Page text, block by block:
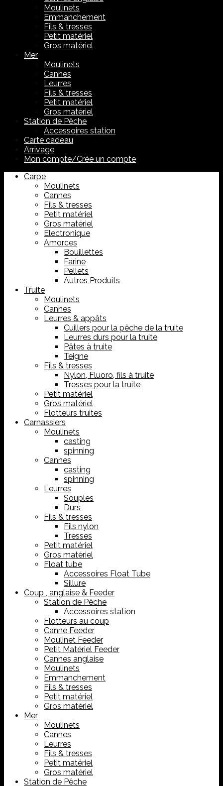
Moulinets
Emmanchement
Fils & tresses
Petit matériel
Gros matériel
Mer
Moulinets
Cannes
Leurres
Fils & tresses
Petit matériel
Gros matériel
Station de Pêche
Accessoires station
Carte cadeau
Arrivage
Mon compte/Crée un compte
Carpe
Moulinets
Cannes
Fils & tresses
Petit matériel
Gros matériel
Electronique
Amorces
Bouillettes
Farine
Pellets
Autres Produits
Truite
Moulinets
Cannes
Leurres & appâts
Cuillers pour la pêche de la truite
Leurres durs pour la truite
Pâtes à truite
Teigne
Fils & tresses
Nylon, Fluoro, fils à truite
Tresses pour la truite
Petit matériel
Gros matériel
Flotteurs truites
Carnassiers
Moulinets
casting
spinning
Cannes
casting
spinning
Leurres
Souples
Durs
Fils & tresses
Fils nylon
Tresses
Petit matériel
Gros matériel
Float tube
Accessoires Float Tube
Sillure
Coup , anglaise & Feeder
Station de Pêche
Accessoires station
Flotteurs au coup
Canne Feeder
Moulinet Feeder
Petit Matériel Feeder
Cannes anglaise
Moulinets
Emmanchement
Fils & tresses
Petit matériel
Gros matériel
Mer
Moulinets
Cannes
Leurres
Fils & tresses
Petit matériel
Gros matériel
Station de Pêche